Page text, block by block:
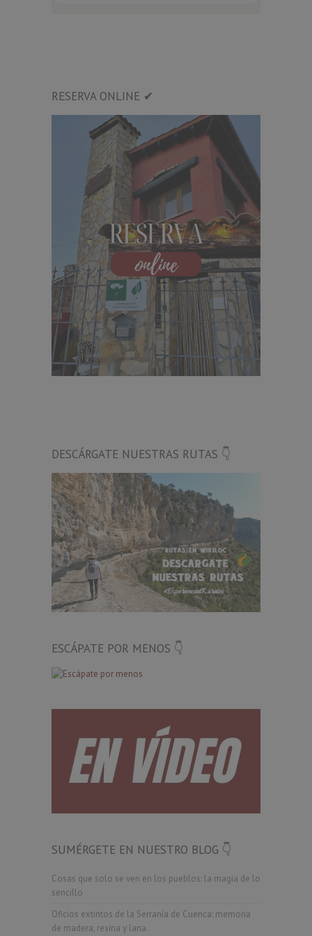
RESERVA ONLINE ✔
DESCÁRGATE NUESTRAS RUTAS 👇
ESCÁPATE POR MENOS 👇
SUMÉRGETE EN NUESTRO BLOG 👇
Cosas que solo se ven en los pueblos: la magia de lo
sencillo
Oficios extintos de la Serranía de Cuenca: memoria
de madera, resina y lana.